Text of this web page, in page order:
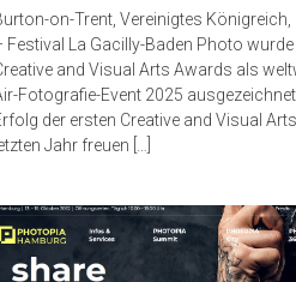
on-Trent, Vereinigtes Königreich,
Festival La Gacilly-Baden Photo wurde
and Visual Arts Awards als
Fotografie-Event 2025
der ersten Creative and Visual
Jahr freuen […]